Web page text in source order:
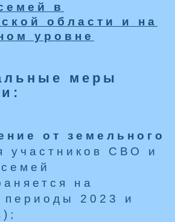
в
области и на
уровне
меры
от земельного
участников СВО и
на
периоды 2023 и